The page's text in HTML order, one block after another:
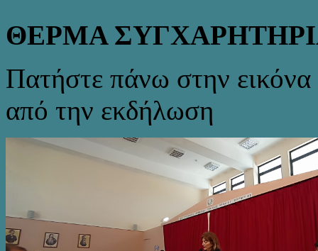
ΘΕΡΜΑ
Πατήστε πάνω στην εικόνα
από την εκδήλωση